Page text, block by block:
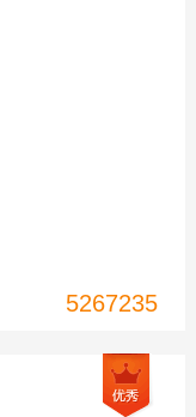
5267235